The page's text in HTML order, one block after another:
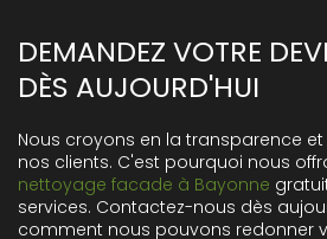
DEMANDEZ VOTRE
DÈS AUJOURD'HUI
Nous croyons en la transparence
nos clients. C'est pourquoi nous
nettoyage facade à Bayonne
services. Contactez-nous dès
comment nous pouvons redonner